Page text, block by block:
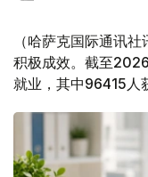
（哈萨克国际通讯
积极成效。截至
就业，其中96415人